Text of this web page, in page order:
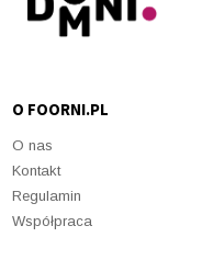
O FOORNI.PL
O nas
Kontakt
Regulamin
Współpraca